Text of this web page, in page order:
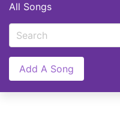
All Songs
Add A Song